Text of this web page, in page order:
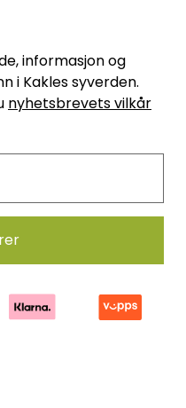
informasjon og
i Kakles syverden.
nyhetsbrevets vilkår